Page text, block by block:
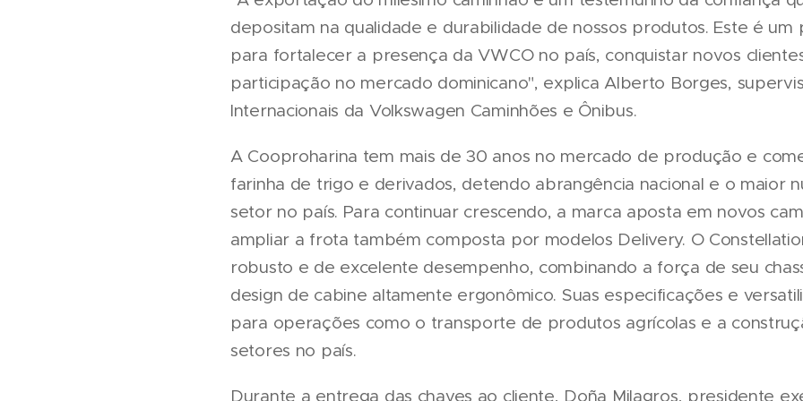
depositam na qualidade e durabilidade de nossos produtos. Este é um
para fortalecer a presença da VWCO no país, conquistar novos
participação no mercado dominicano", explica Alberto Borges,
Internacionais da Volkswagen Caminhões e Ônibus.
A Cooproharina tem mais de 30 anos no mercado de produção e
farinha de trigo e derivados, detendo abrangência nacional e o maior
setor no país. Para continuar crescendo, a marca aposta em novos
ampliar a frota também composta por modelos Delivery. O
robusto e de excelente desempenho, combinando a força de seu
design de cabine altamente ergonômico. Suas especificações e
para operações como o transporte de produtos agrícolas e a
setores no país.
Durante a entrega das chaves ao cliente, Doña Milagros, presidente